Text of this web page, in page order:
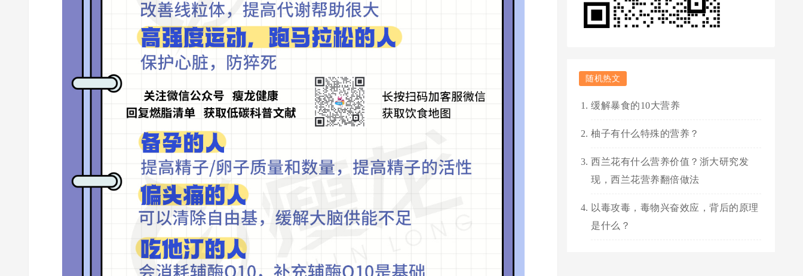
随机热文
缓解暴食的10大营养
柚子有什么特殊的营养？
西兰花有什么营养价值？浙大研究发
现，西兰花营养翻倍做法
以毒攻毒，毒物兴奋效应，背后的原理
是什么？